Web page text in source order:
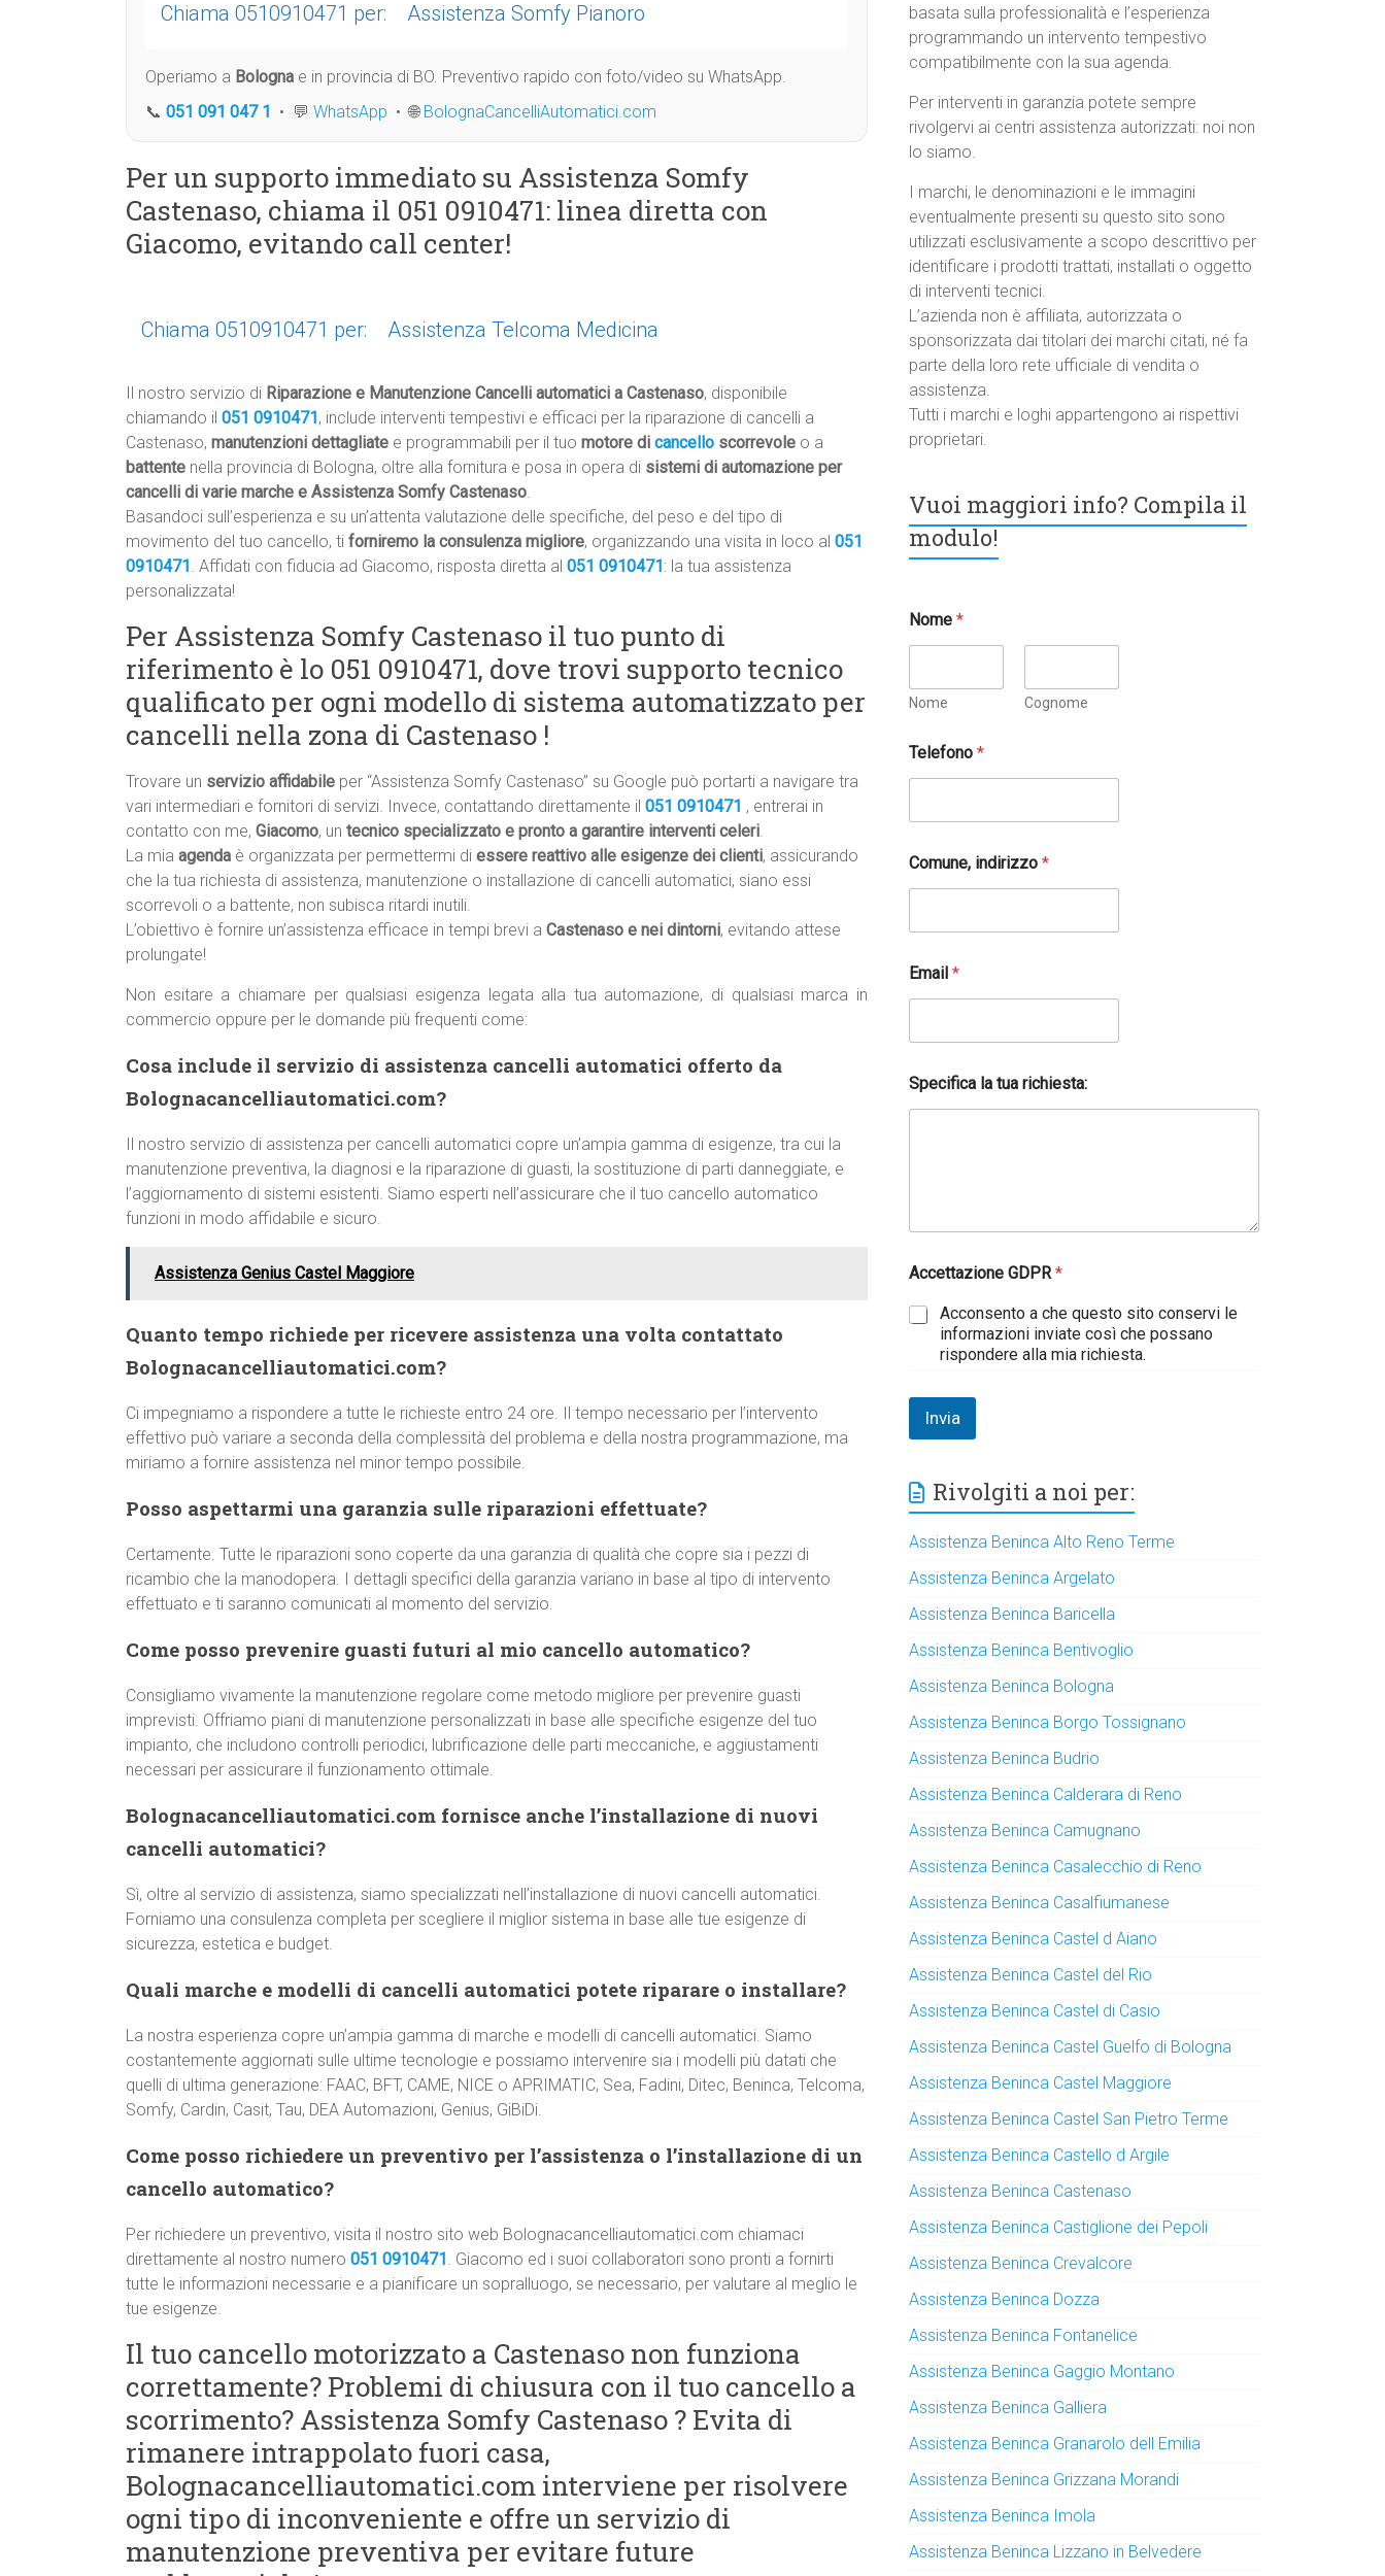
Chiama 0510910471 per: Assistenza Somfy Pianoro
Operiamo a Bologna e in provincia di BO. Preventivo rapido con foto/video su WhatsApp.
📞 051 091 047 1 • 💬 WhatsApp • 🌐 BolognaCancelliAutomatici.com
Per un supporto immediato su Assistenza Somfy
Castenaso, chiama il 051 0910471: linea diretta con
Giacomo, evitando call center!
Chiama 0510910471 per: Assistenza Telcoma Medicina
Il nostro servizio di Riparazione e Manutenzione Cancelli automatici a Castenaso, disponibile
chiamando il 051 0910471 , include interventi tempestivi e efficaci per la riparazione di cancelli a
Castenaso, manutenzioni dettagliate e programmabili per il tuo motore di cancello scorrevole o a
battente nella provincia di Bologna, oltre alla fornitura e posa in opera di sistemi di automazione per
cancelli di varie marche e Assistenza Somfy Castenaso.
Basandoci sull’esperienza e su un’attenta valutazione delle specifiche, del peso e del tipo di
movimento del tuo cancello, ti forniremo la consulenza migliore, organizzando una visita in loco al 051
0910471 . Affidati con fiducia ad Giacomo, risposta diretta al 051 0910471 : la tua assistenza
personalizzata!
Per Assistenza Somfy Castenaso il tuo punto di
riferimento è lo 051 0910471, dove trovi supporto tecnico
qualificato per ogni modello di sistema automatizzato per
cancelli nella zona di Castenaso !
Trovare un servizio affidabile per “Assistenza Somfy Castenaso” su Google può portarti a navigare tra
vari intermediari e fornitori di servizi. Invece, contattando direttamente il 051 0910471 , entrerai in
contatto con me, Giacomo, un tecnico specializzato e pronto a garantire interventi celeri.
La mia agenda è organizzata per permettermi di essere reattivo alle esigenze dei clienti, assicurando
che la tua richiesta di assistenza, manutenzione o installazione di cancelli automatici, siano essi
scorrevoli o a battente, non subisca ritardi inutili.
L’obiettivo è fornire un’assistenza efficace in tempi brevi a Castenaso e nei dintorni, evitando attese
prolungate!
Non esitare a chiamare per qualsiasi esigenza legata alla tua automazione, di qualsiasi marca in
commercio oppure per le domande più frequenti come:
Cosa include il servizio di assistenza cancelli automatici offerto da
Bolognacancelliautomatici.com?
Il nostro servizio di assistenza per cancelli automatici copre un’ampia gamma di esigenze, tra cui la
manutenzione preventiva, la diagnosi e la riparazione di guasti, la sostituzione di parti danneggiate, e
l’aggiornamento di sistemi esistenti. Siamo esperti nell’assicurare che il tuo cancello automatico
funzioni in modo affidabile e sicuro.
Assistenza Genius Castel Maggiore
Quanto tempo richiede per ricevere assistenza una volta contattato
Bolognacancelliautomatici.com?
Ci impegniamo a rispondere a tutte le richieste entro 24 ore. Il tempo necessario per l’intervento
effettivo può variare a seconda della complessità del problema e della nostra programmazione, ma
miriamo a fornire assistenza nel minor tempo possibile.
Posso aspettarmi una garanzia sulle riparazioni effettuate?
Certamente. Tutte le riparazioni sono coperte da una garanzia di qualità che copre sia i pezzi di
ricambio che la manodopera. I dettagli specifici della garanzia variano in base al tipo di intervento
effettuato e ti saranno comunicati al momento del servizio.
Come posso prevenire guasti futuri al mio cancello automatico?
Consigliamo vivamente la manutenzione regolare come metodo migliore per prevenire guasti
imprevisti. Offriamo piani di manutenzione personalizzati in base alle specifiche esigenze del tuo
impianto, che includono controlli periodici, lubrificazione delle parti meccaniche, e aggiustamenti
necessari per assicurare il funzionamento ottimale.
Bolognacancelliautomatici.com fornisce anche l’installazione di nuovi
cancelli automatici?
Sì, oltre al servizio di assistenza, siamo specializzati nell’installazione di nuovi cancelli automatici.
Forniamo una consulenza completa per scegliere il miglior sistema in base alle tue esigenze di
sicurezza, estetica e budget.
Quali marche e modelli di cancelli automatici potete riparare o installare?
La nostra esperienza copre un’ampia gamma di marche e modelli di cancelli automatici. Siamo
costantemente aggiornati sulle ultime tecnologie e possiamo intervenire sia i modelli più datati che
quelli di ultima generazione: FAAC, BFT, CAME, NICE o APRIMATIC, Sea, Fadini, Ditec, Beninca, Telcoma,
Somfy, Cardin, Casit, Tau, DEA Automazioni, Genius, GiBiDi.
Come posso richiedere un preventivo per l’assistenza o l’installazione di un
cancello automatico?
Per richiedere un preventivo, visita il nostro sito web Bolognacancelliautomatici.com chiamaci
direttamente al nostro numero 051 0910471 . Giacomo ed i suoi collaboratori sono pronti a fornirti
tutte le informazioni necessarie e a pianificare un sopralluogo, se necessario, per valutare al meglio le
tue esigenze.
Il tuo cancello motorizzato a Castenaso non funziona
correttamente? Problemi di chiusura con il tuo cancello a
scorrimento? Assistenza Somfy Castenaso ? Evita di
rimanere intrappolato fuori casa,
Bolognacancelliautomatici.com interviene per risolvere
ogni tipo di inconveniente e offre un servizio di
manutenzione preventiva per evitare future
basata sulla professionalità e l’esperienza
programmando un intervento tempestivo
compatibilmente con la sua agenda.
Per interventi in garanzia potete sempre
rivolgervi ai centri assistenza autorizzati: noi non
lo siamo.
I marchi, le denominazioni e le immagini
eventualmente presenti su questo sito sono
utilizzati esclusivamente a scopo descrittivo per
identificare i prodotti trattati, installati o oggetto
di interventi tecnici.
L’azienda non è affiliata, autorizzata o
sponsorizzata dai titolari dei marchi citati, né fa
parte della loro rete ufficiale di vendita o
assistenza.
Tutti i marchi e loghi appartengono ai rispettivi
proprietari.
Vuoi maggiori info? Compila il
modulo!
Nome*
Nome Cognome
Telefono*
Comune, indirizzo*
Email*
Specifica la tua richiesta:
Accettazione GDPR*
Acconsento a che questo sito conservi le
informazioni inviate così che possano
rispondere alla mia richiesta.
Invia
Rivolgiti a noi per:
Assistenza Beninca Alto Reno Terme
Assistenza Beninca Argelato
Assistenza Beninca Baricella
Assistenza Beninca Bentivoglio
Assistenza Beninca Bologna
Assistenza Beninca Borgo Tossignano
Assistenza Beninca Budrio
Assistenza Beninca Calderara di Reno
Assistenza Beninca Camugnano
Assistenza Beninca Casalecchio di Reno
Assistenza Beninca Casalfiumanese
Assistenza Beninca Castel d Aiano
Assistenza Beninca Castel del Rio
Assistenza Beninca Castel di Casio
Assistenza Beninca Castel Guelfo di Bologna
Assistenza Beninca Castel Maggiore
Assistenza Beninca Castel San Pietro Terme
Assistenza Beninca Castello d Argile
Assistenza Beninca Castenaso
Assistenza Beninca Castiglione dei Pepoli
Assistenza Beninca Crevalcore
Assistenza Beninca Dozza
Assistenza Beninca Fontanelice
Assistenza Beninca Gaggio Montano
Assistenza Beninca Galliera
Assistenza Beninca Granarolo dell Emilia
Assistenza Beninca Grizzana Morandi
Assistenza Beninca Imola
Assistenza Beninca Lizzano in Belvedere